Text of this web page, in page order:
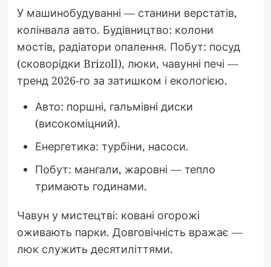
У машинобудуванні — станини верстатів,
колінвала авто. Будівництво: колони
мостів, радіатори опалення. Побут: посуд
(сковорідки Brizoll), люки, чавунні печі —
тренд 2026-го за затишком і екологією.
Авто: поршні, гальмівні диски
(високоміцний).
Енергетика: турбіни, насоси.
Побут: мангали, жаровні — тепло
тримають годинами.
Чавун у мистецтві: ковані огорожі
оживають парки. Довговічність вражає —
люк служить десятиліттями.